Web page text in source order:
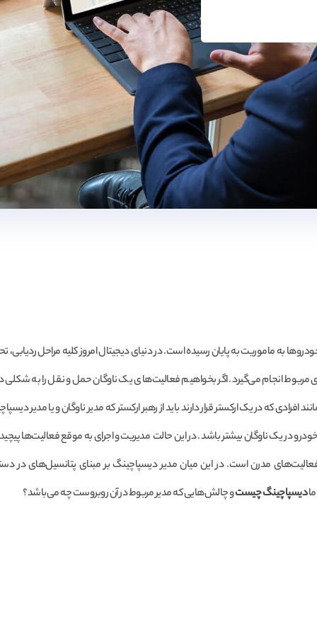
به ماموریت به پایان رسیده است. در دنیای دیجیتال امروز کلیه مراحل ردیابی،
مربوط انجام می‌گیرد. اگر بخواهیم فعالیت‌های یک ناوگان حمل و نقل را به شکلی
که در یک ارکستر قرار دارند باید از رهبر ارکستر که مدیر ناوگان و یا مدیر
در یک ناوگان بیشتر باشد . در این حالت مدیریت و اجرای به موقع فعالیت‌ها
مدرن است. در این میان مدیر دیسپاچینگ بر مبنای پتانسیل‌های در
دیسپاچینگ چیستو چالش‌هایی که مدیر مربوط در آن روبروست چه می‌باشد؟